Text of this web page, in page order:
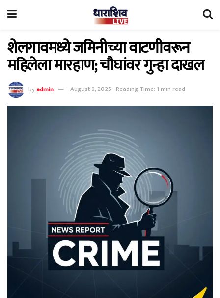
शेलगावमध्ये जमिनीच्या वाटणीवरून
महिलेला मारहाण; चौघांवर गुन्हा दाखल
byadmin August 8, 2025 Reading Time: 1 min read